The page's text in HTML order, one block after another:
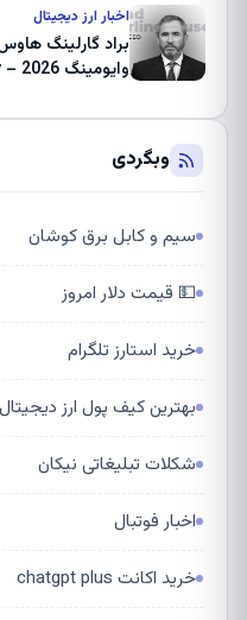
اخبار ارز دیجیتال
براد گارلینگ
وایومینگ 2026 – U.Today
وبگردی
سیم و کابل برق کوشان
💵 قیمت دلار امروز
خرید استارز تلگرام
بهترین کیف پول ارز دیجیتال
شکلات تبلیغاتی نیکان
اخبار فوتبال
خرید اکانت chatgpt plus